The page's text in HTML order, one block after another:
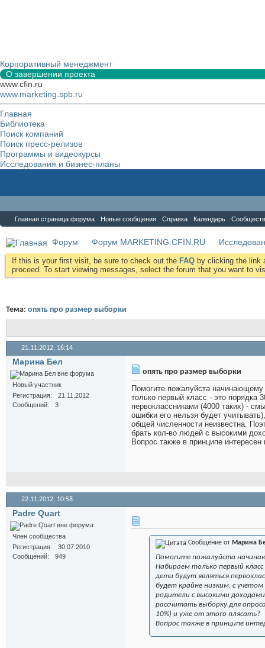
Корпоративный менеджмент
О завершении проекта
www.cfin.ru
www.marketing.spb.ru
Главная
Библиотека
Поиск компаний
Поиск пресс-релизов
Программы и видеокурсы
Исследования и бизнес-планы
Главная страница форума Новые сообщения Справка Календарь
Форум Форум MARKETING.CFIN.RU
If this is your first visit, be sure to check out the FAQ by clicking the link
proceed. To start viewing messages, select the forum that you want to
Тема: опять про размер выборки
21.11.2012, 16:14
Марина Бел
Новый участник
Регистрация
21.11.2012
Сообщений
3
опять про размер выборки
Помогите пожалуйста
только первый класс - это порядка
первоклассниками (4000 таких) -
ошибки его нельзя будет
общей численности неизвестна.
брать кол-во людей с высокими
Вопрос также в принципе
22.11.2012, 10:58
Padre Quart
Член сообщества
Регистрация
30.07.2010
Сообщений
949
Сообщение от Марина
Помогите пожалуйста
Набираем только первый
дети будут являться
будет крайне низким, с
родители с высокими
рассчитать выборку для
10%) и уже от этого плясать?
Вопрос также в принципе